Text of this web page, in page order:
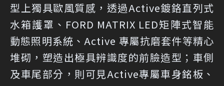
型上獨具歐風質感，透過Active鍍鉻直列式
水箱護罩、FORD MATRIX LED矩陣式智能
動態照明系統、Active 專屬抗磨套件等精心
堆砌，塑造出極具辨識度的前臉造型；車側
及車尾部分，則可見Active專屬車身銘板、